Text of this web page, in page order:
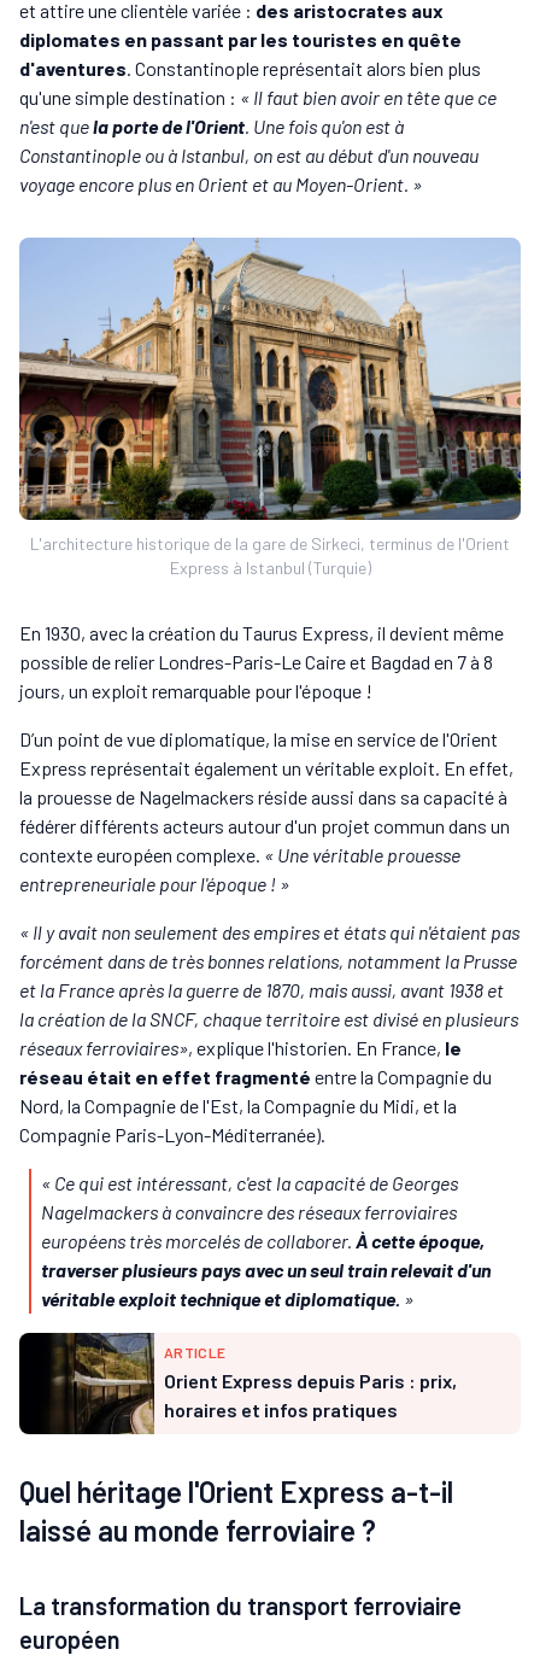
et attire une clientèle variée : des aristocrates aux
diplomates en passant par les touristes en quête
d'aventures . Constantinople représentait alors bien plus
qu'une simple destination : « Il faut bien avoir en tête que ce
n'est quela porte de l'Orient . Une fois qu'on est à
Constantinople ou à Istanbul, on est au début d'un nouveau
voyage encore plus en Orient et au Moyen-Orient. »
L'architecture historique de la gare de Sirkeci, terminus de l'Orient
Express à Istanbul (Turquie)
En 1930, avec la création du Taurus Express, il devient même
possible de relier Londres-Paris-Le Caire et Bagdad en 7 à 8
jours, un exploit remarquable pour l'époque !
D’un point de vue diplomatique, la mise en service de l'Orient
Express représentait également un véritable exploit. En effet,
la prouesse de Nagelmackers réside aussi dans sa capacité à
fédérer différents acteurs autour d'un projet commun dans un
contexte européen complexe. « Une véritable prouesse
entrepreneuriale pour l'époque ! »
« Il y avait non seulement des empires et états qui n'étaient pas
forcément dans de très bonnes relations, notamment la Prusse
et la France après la guerre de 1870, mais aussi, avant 1938 et
la création de la SNCF, chaque territoire est divisé en plusieurs
réseaux ferroviaires», explique l'historien. En France, le
réseau était en effet fragmenté entre la Compagnie du
Nord, la Compagnie de l'Est, la Compagnie du Midi, et la
Compagnie Paris-Lyon-Méditerranée).
« Ce qui est intéressant, c'est la capacité de Georges
Nagelmackers à convaincre des réseaux ferroviaires
européens très morcelés de collaborer. À cette époque,
traverser plusieurs pays avec un seul train relevait d'un
véritable exploit technique et diplomatique. »
ARTICLE
Orient Express depuis Paris : prix,
horaires et infos pratiques
Quel héritage l'Orient Express a-t-il
laissé au monde ferroviaire ?
La transformation du transport ferroviaire
européen